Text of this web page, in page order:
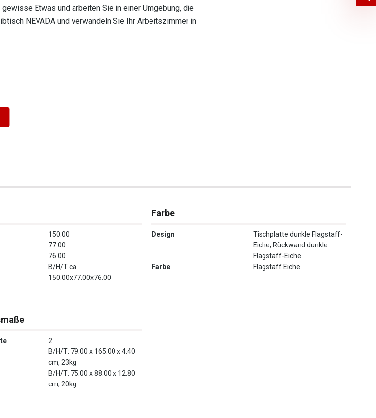
Etwas und arbeiten Sie in einer Umgebung, die
NEVADA und verwandeln Sie Ihr Arbeitszimmer in
150.00
77.00
76.00
B/H/T ca.
150.00x77.00x76.00
Farbe
Design
Tischplatte dunkle Flagstaff-
Eiche, Rückwand dunkle
Flagstaff-Eiche
Farbe
Flagstaff Eiche
2
B/H/T: 79.00 x 165.00 x 4.40
cm, 23kg
B/H/T: 75.00 x 88.00 x 12.80
cm, 20kg